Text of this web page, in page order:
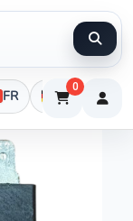
FR DE
0